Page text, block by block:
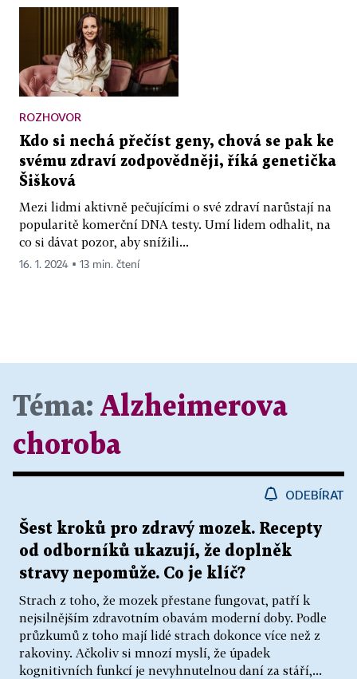
ROZHOVOR
Kdo si nechá přečíst geny, chová se pak ke
svému zdraví zodpovědněji, říká genetička
Šišková
Mezi lidmi aktivně pečujícími o své zdraví narůstají na
popularitě komerční DNA testy. Umí lidem odhalit, na
co si dávat pozor, aby snížili...
16. 1. 2024 ▪ 13 min. čtení
Téma: Alzheimerova
choroba
ODEBÍRAT
Šest kroků pro zdravý mozek. Recepty
od odborníků ukazují, že doplněk
stravy nepomůže. Co je klíč?
Strach z toho, že mozek přestane fungovat, patří k
nejsilnějším zdravotním obavám moderní doby. Podle
průzkumů z toho mají lidé strach dokonce více než z
rakoviny. Ačkoliv si mnozí myslí, že úpadek
kognitivních funkcí je nevyhnutelnou daní za stáří,...